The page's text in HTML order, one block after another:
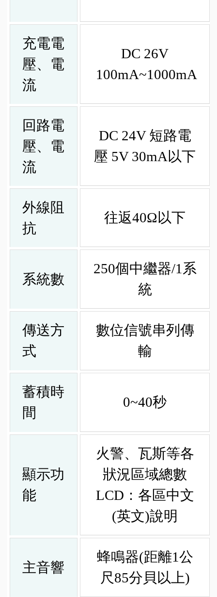
充電電
壓、電
流
DC 26V
100mA~1000mA
回路電
壓、電
流
DC 24V 短路電
壓 5V 30mA以下
外線阻
抗
往返40Ω以下
系統數
250個中繼器/1系
統
傳送方
式
數位信號串列傳
輸
蓄積時
間
0~40秒
顯示功
能
火警、瓦斯等各
狀況區域總數
LCD：各區中文
(英文)說明
主音響
蜂鳴器(距離1公
尺85分貝以上)